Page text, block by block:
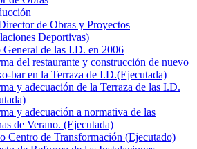
de Obras y Proyectos
Deportivas)
General de las I.D. en 2006
del restaurante y construcción de nuevo
bar en la Terraza de I.D.(Ejecutada)
y adecuación de la Terraza de las I.D.
y adecuación a normativa de las
de Verano. (Ejecutada)
Centro de Transformación (Ejecutado)